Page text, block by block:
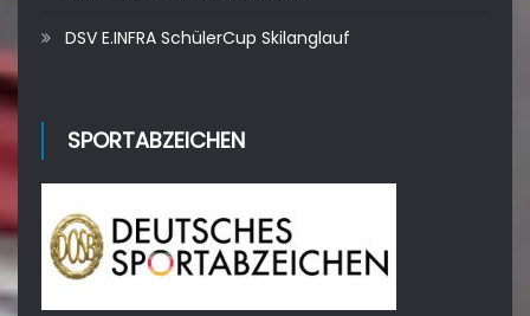
DSV E.INFRA SchülerCup Skilanglauf
SPORTABZEICHEN